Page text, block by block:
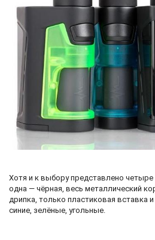
Хотя и к выбору представлено четыре
одна — чёрная, весь металлический
дрипка, только пластиковая вставка
синие, зелёные, угольные.